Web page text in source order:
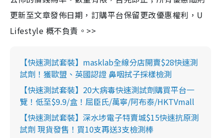
更新至文章發佈日期，訂購平台保留更改優惠權利，U
Lifestyle 概不負責。>>
【快速測試套裝】masklab全線分店開賣$28快速測
試劑！獲歐盟、英國認證 鼻咽拭子採樣檢測
【快速測試套裝】20大病毒快速測試劑購買平台一
覽！低至$9.9/盒！屈臣氏/萬寧/阿布泰/HKTVmall
【快速測試套裝】深水埗電子特賣城$15快速抗原測
試劑 現貨發售！買10支再送3支檢測棒